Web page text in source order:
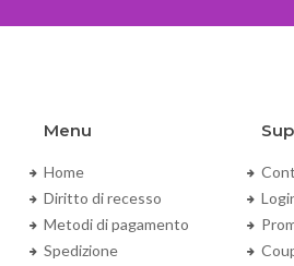
Menu
Home
Diritto di recesso
Metodi di pagamento
Spedizione